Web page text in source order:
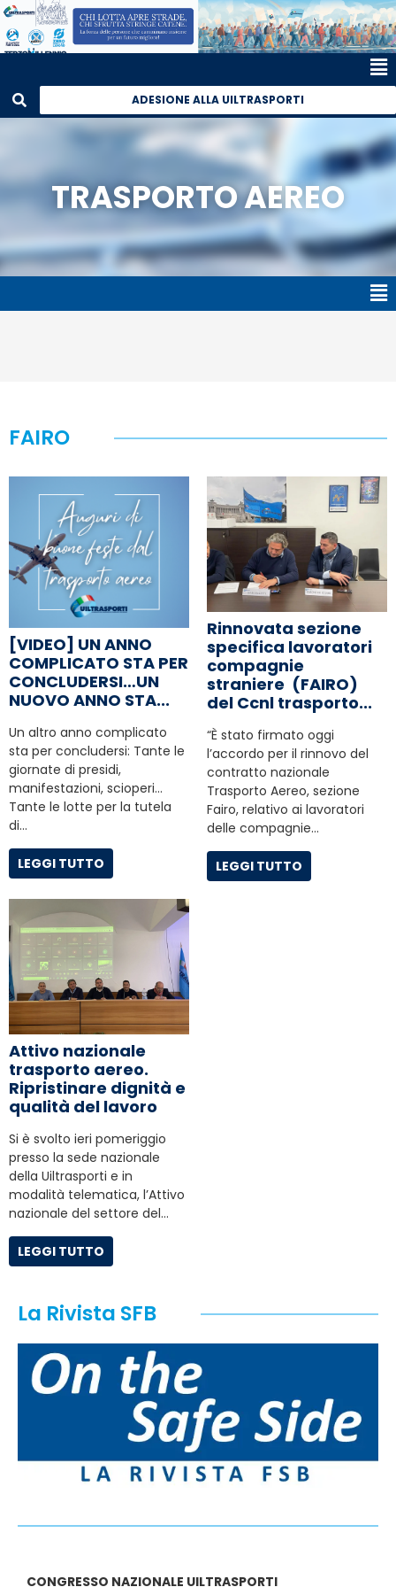
ADESIONE ALLA UILTRASPORTI
TRASPORTO AEREO
FAIRO
[VIDEO] UN ANNO
COMPLICATO STA PER
CONCLUDERSI…UN
NUOVO ANNO STA...
Un altro anno complicato
sta per concludersi: Tante le
giornate di presidi,
manifestazioni, scioperi…
Tante le lotte per la tutela
di…
LEGGI TUTTO
Rinnovata sezione
specifica lavoratori
compagnie
straniere (FAIRO)
del Ccnl trasporto...
“È stato firmato oggi
l’accordo per il rinnovo del
contratto nazionale
Trasporto Aereo, sezione
Fairo, relativo ai lavoratori
delle compagnie…
LEGGI TUTTO
Attivo nazionale
trasporto aereo.
Ripristinare dignità e
qualità del lavoro
Si è svolto ieri pomeriggio
presso la sede nazionale
della Uiltrasporti e in
modalità telematica, l’Attivo
nazionale del settore del…
LEGGI TUTTO
La Rivista SFB
CONGRESSO NAZIONALE UILTRASPORTI